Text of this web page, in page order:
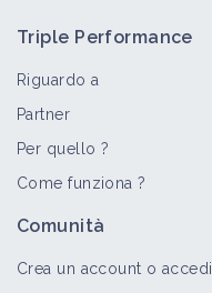
Triple Performance
Riguardo a
Partner
Per quello ?
Come funziona ?
Comunità
Crea un account o accedi